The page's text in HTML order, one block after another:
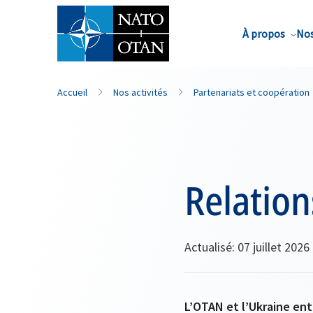
À propos
Nom de famille*
Accueil Nos activités Partenariats et coopération
Actualisé: 07 juillet 2026
L’OTAN et l’Ukraine